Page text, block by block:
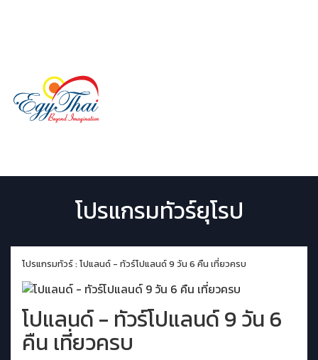
โปรแกรมทัวร์ยุโรป
โปรแกรมทัวร์ : โปแลนด์ - ทัวร์โปแลนด์ 9 วัน 6 คืน เที่ยวครบ
โปแลนด์ - ทัวร์โปแลนด์ 9 วัน 6
คืน เที่ยวครบ